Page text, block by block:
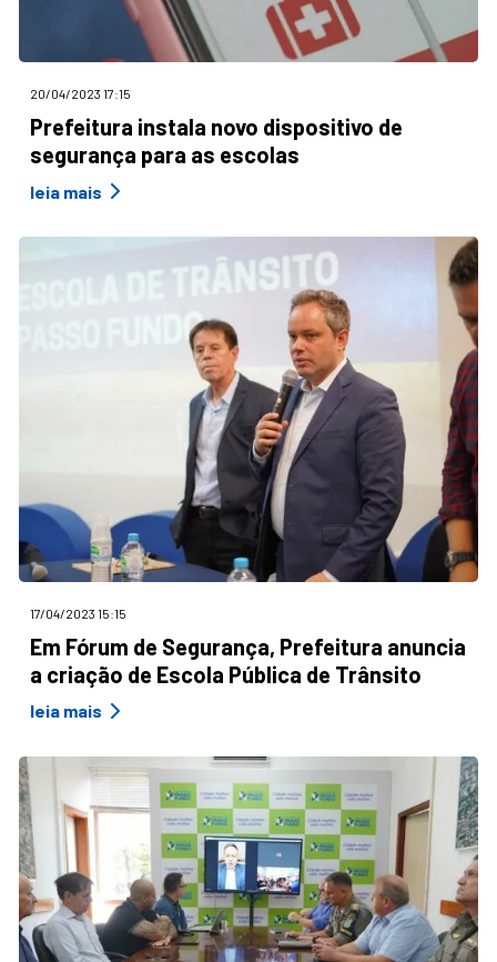
20/04/2023 17:15
Prefeitura instala novo dispositivo de
segurança para as escolas
leia mais
17/04/2023 15:15
Em Fórum de Segurança, Prefeitura anuncia
a criação de Escola Pública de Trânsito
leia mais